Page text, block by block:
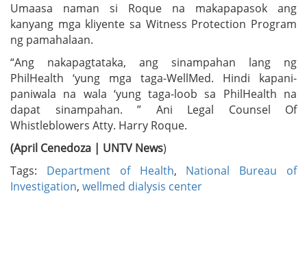
Umaasa naman si Roque na makapapasok ang
kanyang mga kliyente sa Witness Protection Program
ng pamahalaan.
“Ang nakapagtataka, ang sinampahan lang ng
PhilHealth ‘yung mga taga-WellMed. Hindi kapani-
paniwala na wala ‘yung taga-loob sa PhilHealth na
dapat sinampahan. ” Ani Legal Counsel Of
Whistleblowers Atty. Harry Roque.
(April Cenedoza | UNTV News)
Tags: Department of Health, National Bureau of
Investigation, wellmed dialysis center